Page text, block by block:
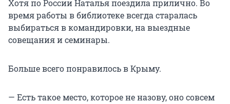
Хотя по России Наталья поездила прилично. Во
время работы в библиотеке всегда старалась
выбираться в командировки, на выездные
совещания и семинары.
Больше всего понравилось в Крыму.
— Есть такое место, которое не назову, оно совсем